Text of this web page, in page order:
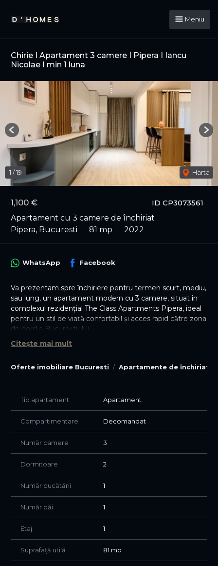
Meniu
Chirie I Apartament 3 camere I Pipera I Iancu
Nicolae I min 1 luna
ID CP3073561
1,100 €
Apartament cu 3 camere de închiriat
Pipera, Bucuresti
81 mp 2022
1 /19 Harta
Previous
Oferte imobiliare Bucuresti Apartamente de închiriat
WhatsApp Facebook
Va prezentam spre închiriere pentru termen scurt, mediu,
sau lung, un apartament modern cu 3 camere, situat în
complexul rezidențial The Class Apartments Pipera, ideal
pentru un stil de viață confortabil și acces rapid către zona
de nord a Bucureștiului.
Apartamentul este complet mobilat și utilat, cu living
dormitoare confortabile, baie modernă și balcon amenajat
Dotări:
* încălzire în pardoseală
* aer condiționat
* Smart TV
* multiple spații de depozitare
* loc de parcare subteran inclus
Complexul beneficiază de acces securizat și este situat
aproape de Promenada Mall, zona de business Pipera,
Aeroportul Otopeni.
Pentru detalii și vizionări, echipa D’HOMES vă stă la
dispoziție.
Citește mai mult
Tip apartament Apartament
Compartimentare Decomandat
Număr camere 3
Dormitoare 2
Număr bucătării 1
Număr băi 1
Etaj 1
Suprafață utilă 81 mp